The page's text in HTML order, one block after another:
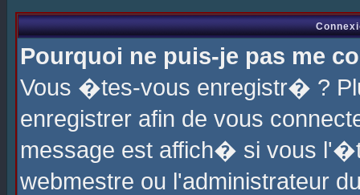
Pourquoi ne puis-je pas me
Vous �tes-vous enregistr� ?
enregistrer afin de vous
message est affich� si vous
webmestre ou l'administrateur